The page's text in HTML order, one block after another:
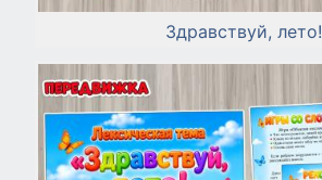
Здравствуй, лето!